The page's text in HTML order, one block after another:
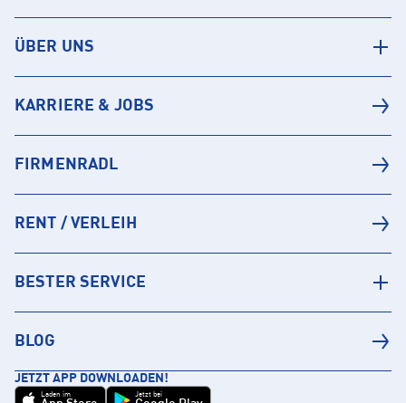
ÜBER UNS
KARRIERE & JOBS
FIRMENRADL
RENT / VERLEIH
BESTER SERVICE
BLOG
JETZT APP DOWNLOADEN!
Laden im Jetzt bei